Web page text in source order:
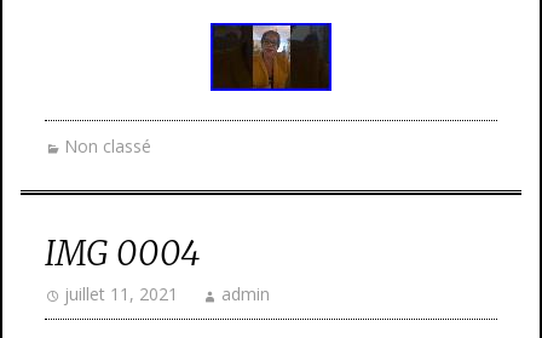
Non classé
IMG 0004
juillet 11, 2021 admin